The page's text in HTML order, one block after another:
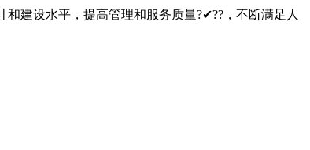
建设水平，提高管理和服务质量?✔??，不断满足人